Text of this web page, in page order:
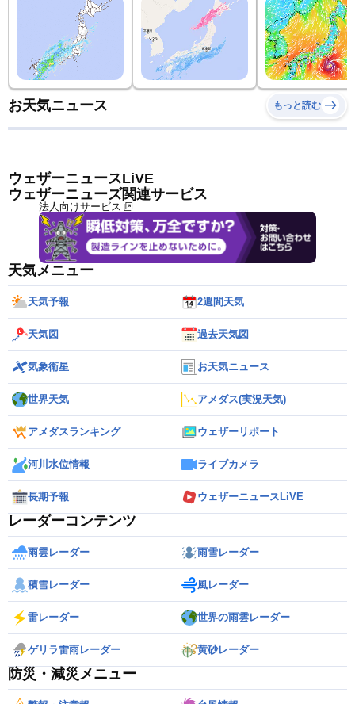
お天気ニュース もっと読む
ウェザーニュースLiVE
ウェザーニューズ関連サービス
法人向けサービス
天気メニュー
天気予報 2週間天気
天気図 過去天気図
気象衛星 お天気ニュース
世界天気 アメダス(実況天気)
アメダスランキング ウェザーリポート
河川水位情報 ライブカメラ
長期予報 ウェザーニュースLiVE
レーダーコンテンツ
雨雲レーダー 雨雪レーダー
積雪レーダー 風レーダー
雷レーダー 世界の雨雲レーダー
ゲリラ雷雨レーダー 黄砂レーダー
防災・減災メニュー